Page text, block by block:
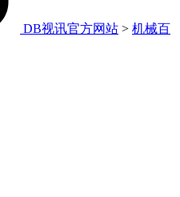
DB视讯官方网站 > 机械百